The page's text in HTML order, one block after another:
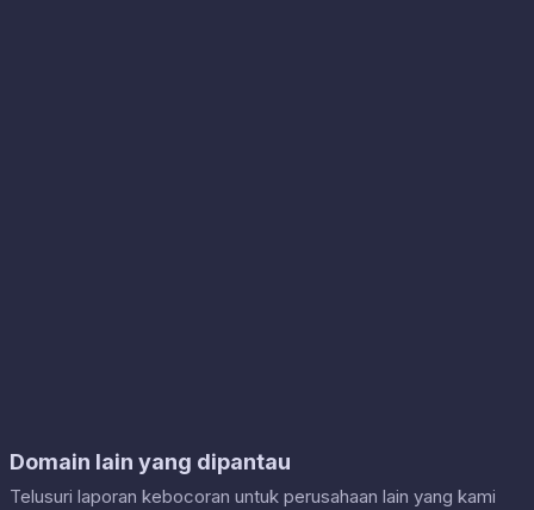
Domain lain yang dipantau
Telusuri laporan kebocoran untuk perusahaan lain yang kami